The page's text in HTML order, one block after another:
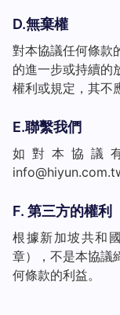
D.無棄權
對本協議任何條款
的進一步或持續的
權利或規定，其不
E.聯繫我們
如對本協議
F. 第三方的權利
根據新加坡共和
章），不是本協議
何條款的利益。